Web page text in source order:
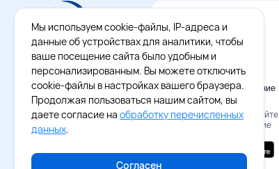
Официальное приложение
Восток - Запад
Наведите камеру и скачайте
бесплатное приложение
Мы используем cookie-файлы, IP-адреса и
данные об устройствах для аналитики, чтобы
ваше посещение сайта было удобным и
персонализированным. Вы можете отключить
cookie-файлы в настройках вашего браузера.
Продолжая пользоваться нашим сайтом, вы
даете согласие на обработку перечисленных
данных.
Согласен